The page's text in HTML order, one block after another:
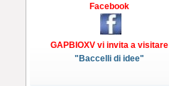
Facebook
GAPBIOXV vi invita a visitare
"Baccelli di idee"